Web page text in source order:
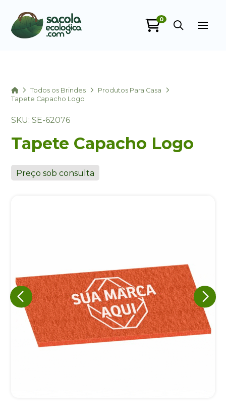
0
HomeTodos os Brindes
Produtos Para Casa
Tapete Capacho Logo
SKU: SE-62076
Tapete Capacho Logo
Preço sob consulta
Eu concordo em receber comunicações.
A nossa empresa está comprometida a proteger e respeitar
sua privacidade, utilizaremos seus dados apenas para fins
de marketing. Você pode alterar suas preferências a
qualquer momento.
Iniciar conversa